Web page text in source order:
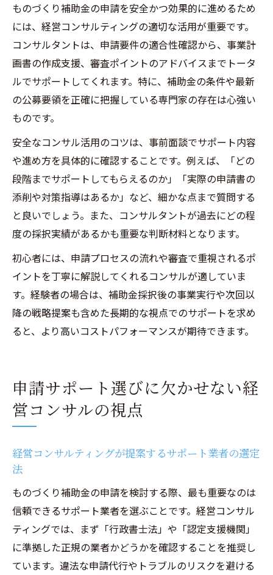
ものづくり補助金の申請を安全かつ効果的に進めるため
には、経営コンサルティングの適切な活用が重要です。
コンサルタントは、申請要件の適合性確認から、事業計
画書の作成支援、審査ポイントのアドバイスまでトータ
ルでサポートしてくれます。特に、補助金の条件や最新
の公募要領を正確に把握している専門家の存在は心強い
ものです。
安全なコンサル活用のコツは、事前面談でサポート内容
や進め方を具体的に確認することです。例えば、「どの
段階までサポートしてもらえるのか」「実際の申請書の
添削や対策指導はあるか」など、細かな点まで質問する
と良いでしょう。また、コンサルタントが過去にどの程
度の採択実績があるかも重要な判断材料となります。
初心者には、申請プロセスの流れや審査で重視されるポ
イントを丁寧に解説してくれるコンサルが適していま
す。経験者の場合は、補助金採択後の事業実行や次回以
降の戦略提案も含めた長期的な視点でのサポートを求め
ると、より高いコストパフォーマンスが期待できます。
申請サポート選びに欠かせない経
営コンサルの視点
経営コンサルティングが提案するサポート業者の選定
法
ものづくり補助金の申請を検討する際、最も重要なのは
信頼できるサポート業者を選ぶことです。経営コンサル
ティングでは、まず「行政書士法」や「認定支援機関」
に準拠した正規の業者かどうかを確認することを推奨し
ています。違法な申請代行やトラブルのリスクを避ける